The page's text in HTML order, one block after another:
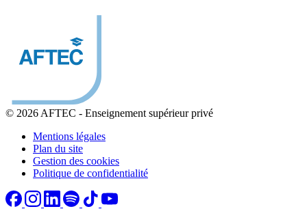
© 2026 AFTEC - Enseignement supérieur privé
Mentions légales
Plan du site
Gestion des cookies
Politique de confidentialité